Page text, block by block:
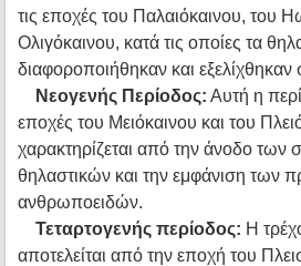
τις εποχές του Παλαιόκαινου, του
Ολιγόκαινου, κατά τις οποίες τα
διαφοροποιήθηκαν και
Νεογενής Περίοδος: Αυτή η
εποχές του Μειόκαινου και του
χαρακτηρίζεται από την άνοδο των
θηλαστικών και την εμφάνιση των
ανθρωποειδών.
Τεταρτογενής περίοδος: Η
αποτελείται από την εποχή του